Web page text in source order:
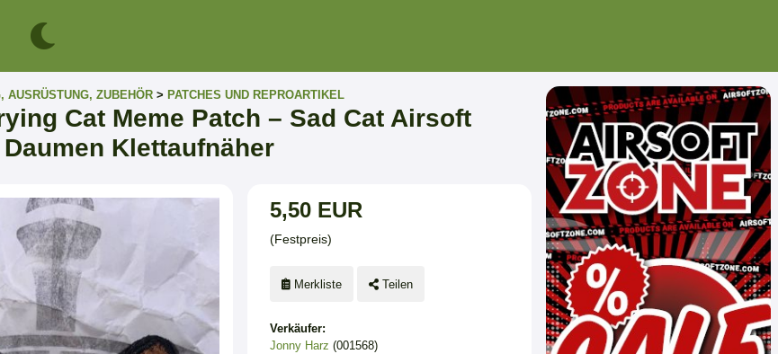
AUSRÜSTUNG, ZUBEHÖR > PATCHES UND REPROARTIKEL
Cat Meme Patch – Sad Cat Airsoft
Klettaufnäher
5,50 EUR
(Festpreis)
Merkliste Teilen
Verkäufer:
Jonny Harz (001568)